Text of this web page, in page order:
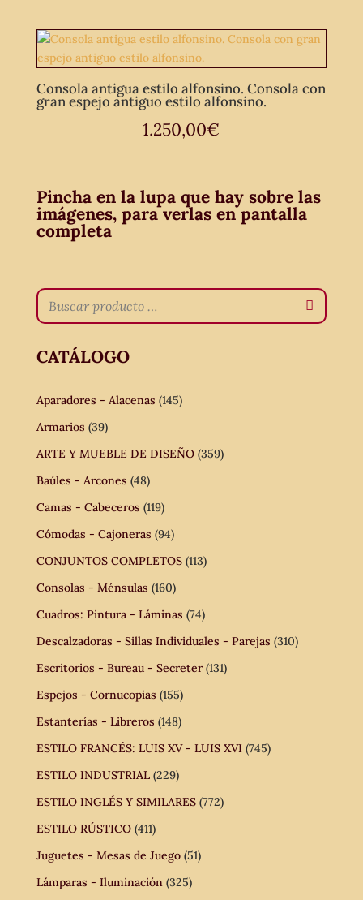
Consola antigua estilo alfonsino. Consola con
gran espejo antiguo estilo alfonsino.
1.250,00€
Pincha en la lupa que hay sobre las
imágenes, para verlas en pantalla
completa
CATÁLOGO
Aparadores - Alacenas (145)
Armarios (39)
ARTE Y MUEBLE DE DISEÑO (359)
Baúles - Arcones (48)
Camas - Cabeceros (119)
Cómodas - Cajoneras (94)
CONJUNTOS COMPLETOS (113)
Consolas - Ménsulas (160)
Cuadros: Pintura - Láminas (74)
Descalzadoras - Sillas Individuales - Parejas (310)
Escritorios - Bureau - Secreter (131)
Espejos - Cornucopias (155)
Estanterías - Libreros (148)
ESTILO FRANCÉS: LUIS XV - LUIS XVI (745)
ESTILO INDUSTRIAL (229)
ESTILO INGLÉS Y SIMILARES (772)
ESTILO RÚSTICO (411)
Juguetes - Mesas de Juego (51)
Lámparas - Iluminación (325)